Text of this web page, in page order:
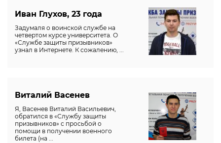
Иван Глухов, 23 года
Задумаля о воинской службе на
четвертом курсе университета. О
«Службе защиты призывников»
узнал в Интернете. К сожалению, ...
Виталий Васенев
Я, Васенев Виталий Васильевич,
обратился в «Службу защиты
призывников» с просьбой о
помощи в получении военного
билета (на ...